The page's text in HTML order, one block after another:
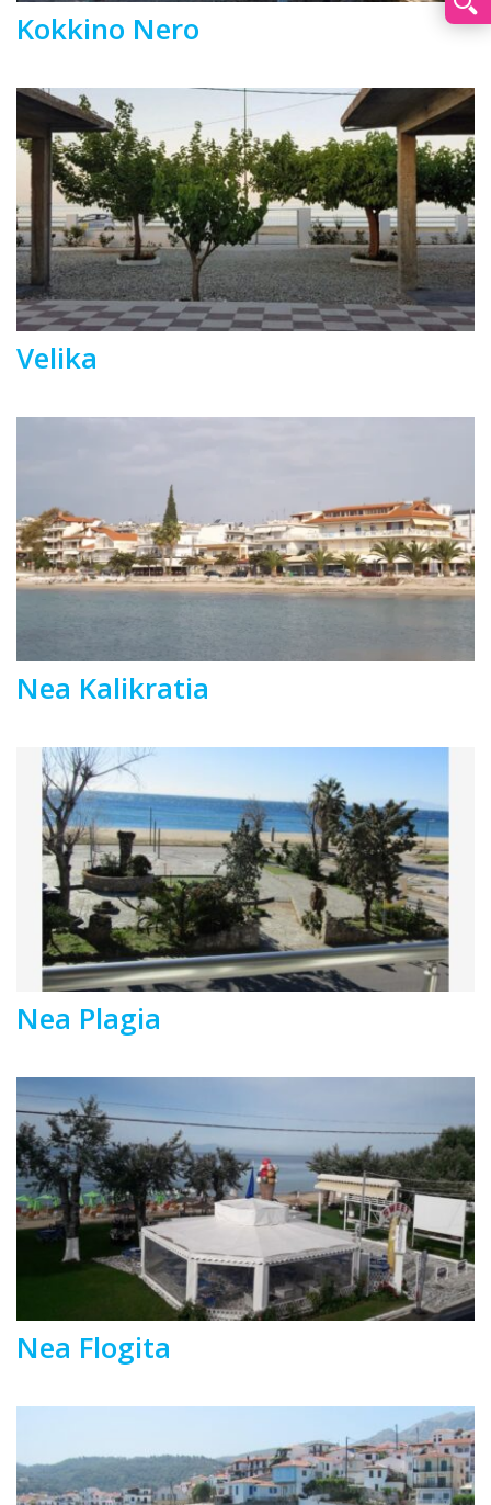
Kokkino Nero
Velika
Nea Kalikratia
Nea Plagia
Nea Flogita